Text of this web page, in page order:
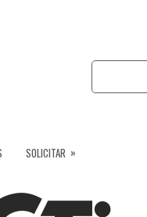
SOLICITAR »